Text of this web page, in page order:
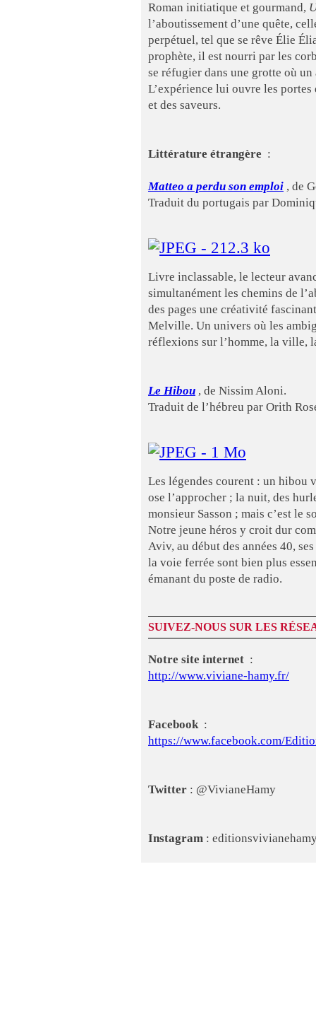
Roman initiatique et gourmand,
l’aboutissement d’une quête,
perpétuel, tel que se rêve Élie
prophète, il est nourri par les
se réfugier dans une grotte où
L’expérience lui ouvre les
et des saveurs.
Littérature étrangère :
Matteo a perdu son emploi , de
Traduit du portugais par
Livre inclassable, le lecteur
simultanément les chemins de
des pages une créativité
Melville. Un univers où les
réflexions sur l’homme, la ville,
Le Hibou , de Nissim Aloni.
Traduit de l’hébreu par Orith
Les légendes courent : un hibou
ose l’approcher ; la nuit, des
monsieur Sasson ; mais c’est le
Notre jeune héros y croit dur
Aviv, au début des années 40,
la voie ferrée sont bien plus
émanant du poste de radio.
SUIVEZ-NOUS SUR LES
Notre site internet :
http://www.viviane-hamy.fr/
Facebook :
https://www.facebook.com/
Twitter : @VivianeHamy
Instagram :